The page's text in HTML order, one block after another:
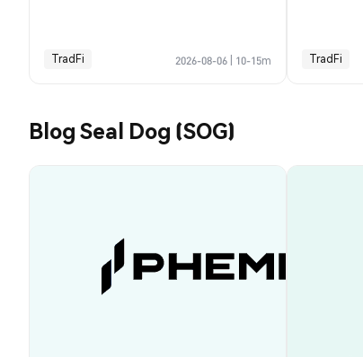
TradFi 2026-08-06 10-15m TradFi
Blog Seal Dog (SOG)